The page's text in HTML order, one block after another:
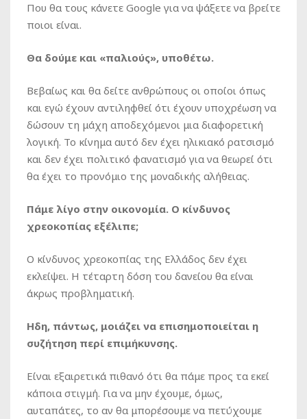
Που θα τους κάνετε Google για να ψάξετε να βρείτε
ποιοι είναι.
Θα δούμε και «παλιούς», υποθέτω.
Βεβαίως και θα δείτε ανθρώπους οι οποίοι όπως
και εγώ έχουν αντιληφθεί ότι έχουν υποχρέωση να
δώσουν τη μάχη αποδεχόμενοι μια διαφορετική
λογική. Το κίνημα αυτό δεν έχει ηλικιακό ρατσισμό
και δεν έχει πολιτικό φανατισμό για να θεωρεί ότι
θα έχει το προνόμιο της μοναδικής αλήθειας.
Πάμε λίγο στην οικονομία. Ο κίνδυνος
χρεοκοπίας εξέλιπε;
Ο κίνδυνος χρεοκοπίας της Ελλάδος δεν έχει
εκλείψει. Η τέταρτη δόση του δανείου θα είναι
άκρως προβληματική.
Hδη, πάντως, μοιάζει να επισημοποιείται η
συζήτηση περί επιμήκυνσης.
Είναι εξαιρετικά πιθανό ότι θα πάμε προς τα εκεί
κάποια στιγμή. Για να μην έχουμε, όμως,
αυταπάτες, το αν θα μπορέσουμε να πετύχουμε